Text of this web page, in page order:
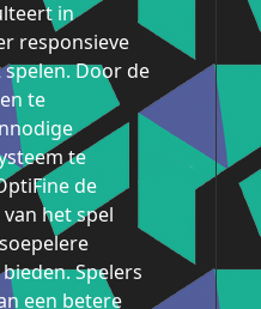
in
responsieve
Door de
te
te
de
het spel
Spelers
een betere